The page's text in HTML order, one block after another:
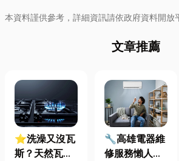
本資料謹供參考，詳細資訊請依政府資料開放
文章推薦
⭐洗澡又沒瓦
斯？天然瓦斯
🔧高雄電器維
修服務懶人包